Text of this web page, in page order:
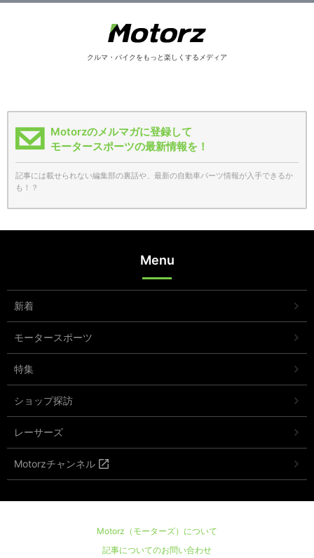
クルマ・バイクをもっと楽しくするメディア
Motorzのメルマガに登録して
モータースポーツの最新情報を！
記事には載せられない編集部の裏話や、最新の自動車パーツ情報が入手できるか
も！？
Menu
新着
モータースポーツ
特集
ショップ探訪
レーサーズ
Motorzチャンネル
Motorz（モーターズ）について
記事についてのお問い合わせ